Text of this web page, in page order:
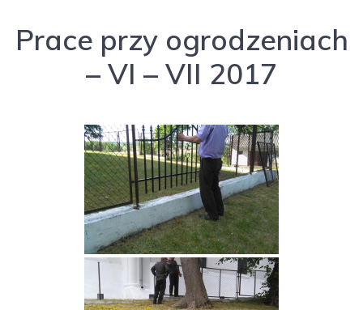
Prace przy ogrodzeniach
– VI – VII 2017